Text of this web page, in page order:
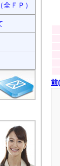
前
ＦＰ）